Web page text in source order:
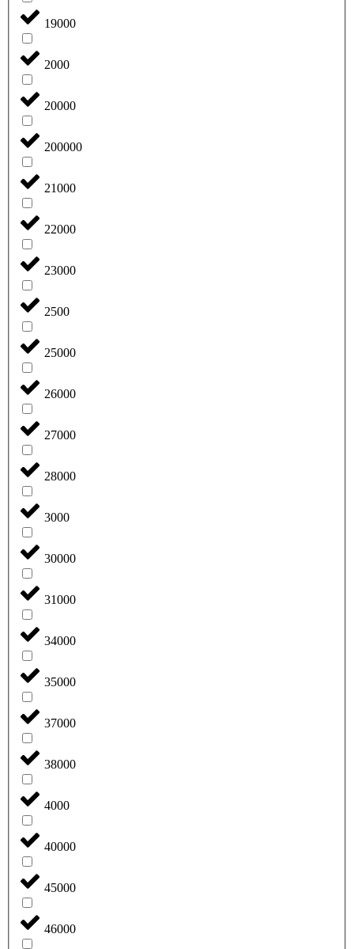
19000
2000
20000
200000
21000
22000
23000
2500
25000
26000
27000
28000
3000
30000
31000
34000
35000
37000
38000
4000
40000
45000
46000